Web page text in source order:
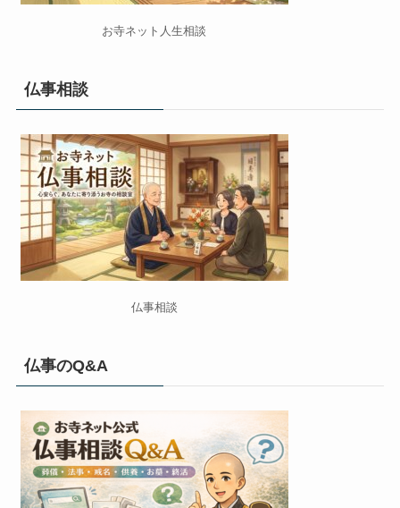
お寺ネット人生相談
仏事相談
仏事相談
仏事のQ&A